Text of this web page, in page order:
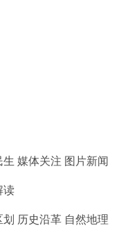
生 媒体关注 图片新闻
读
历史沿革 自然地理